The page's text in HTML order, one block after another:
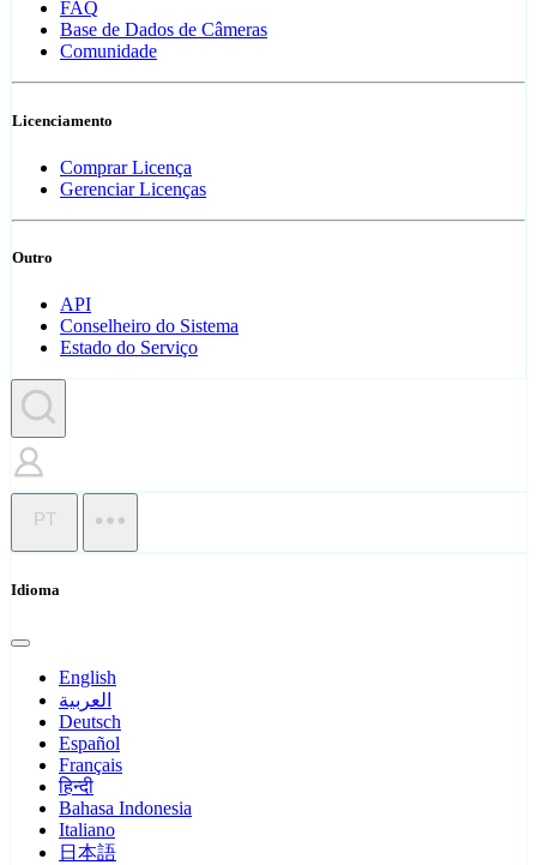
FAQ
Base de Dados de Câmeras
Comunidade
Licenciamento
Comprar Licença
Gerenciar Licenças
Outro
API
Conselheiro do Sistema
Estado do Serviço
PT
Idioma
English
العربية
Deutsch
Español
Français
हिन्दी
Bahasa Indonesia
Italiano
日本語